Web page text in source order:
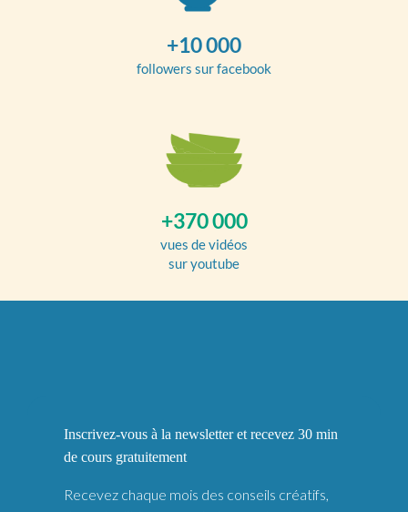
+10 000
followers sur facebook
+370 000
vues de vidéos
sur youtube